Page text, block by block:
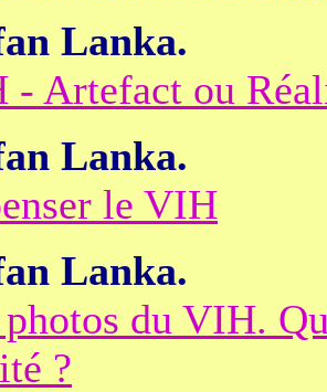
Lanka.
- Artefact ou
Lanka.
le VIH
Lanka.
du VIH.
?